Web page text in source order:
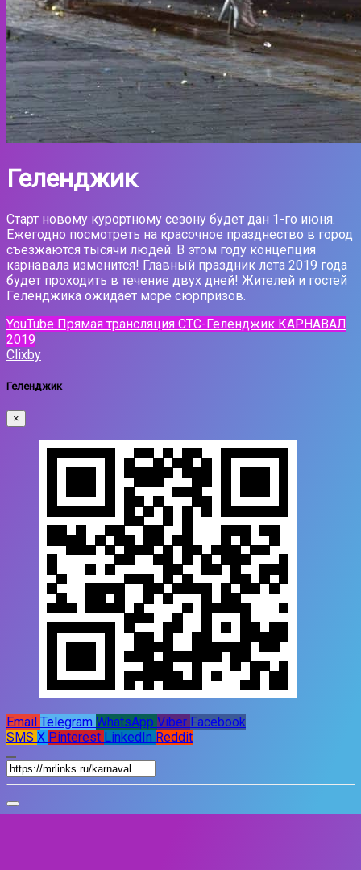
Геленджик
Старт новому курортному сезону будет дан 1-го июня.
Ежегодно посмотреть на красочное празднество в город
съезжаются тысячи людей. В этом году концепция
карнавала изменится! Главный праздник лета 2019 года
будет проходить в течение двух дней! Жителей и гостей
Геленджика ожидает море сюрпризов.
YouTube Прямая трансляция СТС-Геленджик КАРНАВАЛ
2019
Clixby
Геленджик
×
Email Telegram WhatsApp Viber Facebook
SMS X Pinterest LinkedIn Reddit